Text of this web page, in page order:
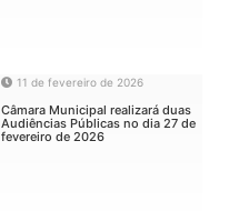
11 de fevereiro de 2026
Câmara Municipal realizará duas
Audiências Públicas no dia 27 de
fevereiro de 2026